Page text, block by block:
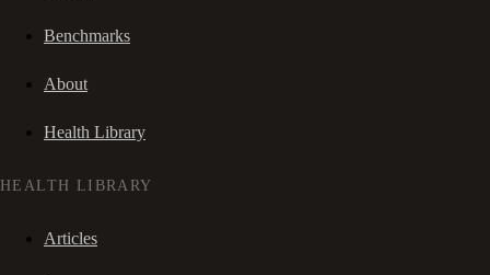
Benchmarks
About
Health Library
HEALTH LIBRARY
Articles